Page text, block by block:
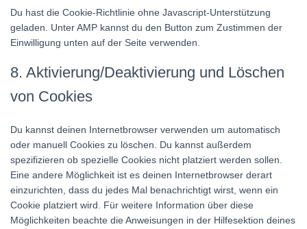
Du hast die Cookie-Richtlinie ohne Javascript-Unterstützung
geladen. Unter AMP kannst du den Button zum Zustimmen der
Einwilligung unten auf der Seite verwenden.
8. Aktivierung/Deaktivierung und Löschen
von Cookies
Du kannst deinen Internetbrowser verwenden um automatisch
oder manuell Cookies zu löschen. Du kannst außerdem
spezifizieren ob spezielle Cookies nicht platziert werden sollen.
Eine andere Möglichkeit ist es deinen Internetbrowser derart
einzurichten, dass du jedes Mal benachrichtigt wirst, wenn ein
Cookie platziert wird. Für weitere Information über diese
Möglichkeiten beachte die Anweisungen in der Hilfesektion deines